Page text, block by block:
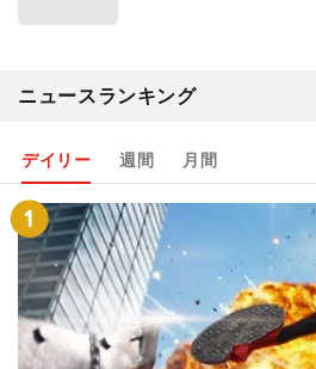
ニュースランキング
デイリー 週間 月間